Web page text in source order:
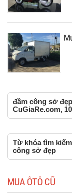
đầm công sở
CuGiaRe.com,
Từ khóa tìm
công sở đẹp
MUA ÔTÔ CŨ